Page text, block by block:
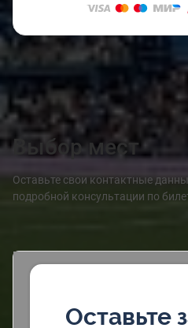
Выбор мест
Оставьте свои контактные
подробной консультации по
Оставьте